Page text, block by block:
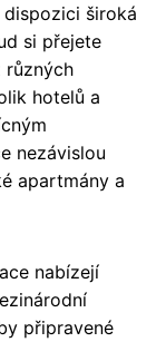
široká
si přejete
různých
hotelů a
nezávislou
apartmány a
nabízejí
připravené